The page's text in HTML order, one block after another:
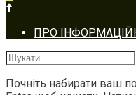
Footer
navigation
ПРО
Шукати:
Почніть набирати ваш